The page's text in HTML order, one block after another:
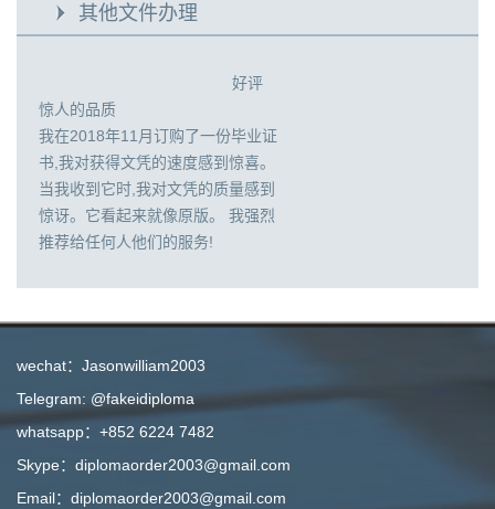
其他文件办理
好评
惊人的品质
我在2018年11月订购了一份毕业证
书,我对获得文凭的速度感到惊喜。
当我收到它时,我对文凭的质量感到
惊讶。它看起来就像原版。 我强烈
推荐给任何人他们的服务!
wechat：Jasonwilliam2003
Telegram: @fakeidiploma
whatsapp：+852 6224 7482
Skype：diplomaorder2003@gmail.com
Email：diplomaorder2003@gmail.com